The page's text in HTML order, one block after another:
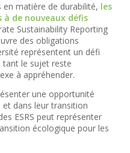
en matière de durabilité, les
de nouveaux défis
Sustainability Reporting
des obligations
représentent un défi
tant le sujet reste
à appréhender.
une opportunité
dans leur transition
ESRS peut représenter
écologique pour les